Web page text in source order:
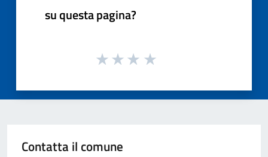
su questa pagina?
Contatta il comune